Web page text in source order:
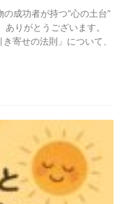
成功者が持つ“心の土台”
りがとうございます。
寄せの法則」について、